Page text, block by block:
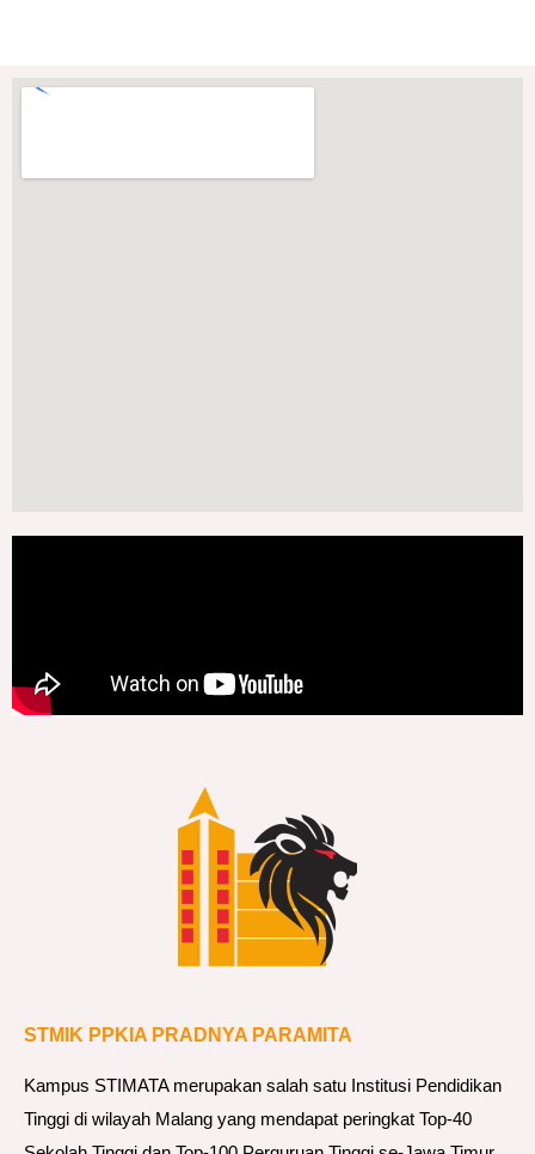
STMIK PPKIA PRADNYA PARAMITA
Kampus STIMATA merupakan salah satu Institusi Pendidikan
Tinggi di wilayah Malang yang mendapat peringkat Top-40